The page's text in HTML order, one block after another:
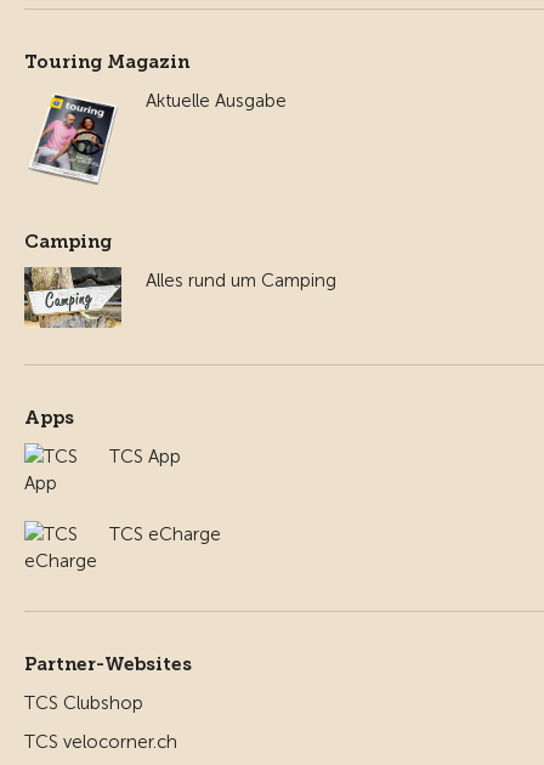
Touring Magazin
Aktuelle Ausgabe
Camping
Alles rund um Camping
Apps
TCS App
TCS eCharge
Partner-Websites
TCS Clubshop
TCS velocorner.ch